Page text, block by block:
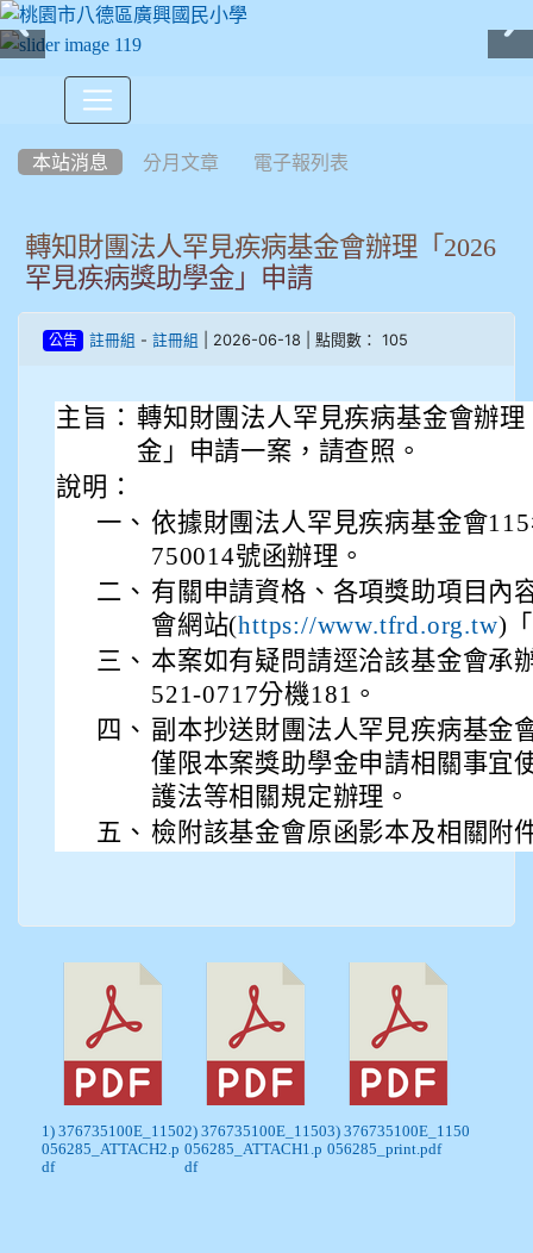
本站消息 分月文章 電子報列表
轉知財團法人罕見疾病基金會辦理「2026
罕見疾病獎助學金」申請
公告 註冊組 - 註冊組 | 2026-06-18 | 點閱數： 105
主旨： 轉知財團法人罕見疾病基金會辦
金」申請一案，請查照。
說明：
一、 依據財團法人罕見疾病基金會
750014號函辦理。
二、 有關申請資格、各項獎助項目內
會網站(https://www.tfrd.org.tw)
三、 本案如有疑問請逕洽該基金會承
521-0717分機181。
四、 副本抄送財團法人罕見疾病基金
僅限本案獎助學金申請相關事宜
護法等相關規定辦理。
五、 檢附該基金會原函影本及相關附
1) 376735100E_1150
056285_ATTACH2.p
df
2) 376735100E_1150
056285_ATTACH1.p
df
3) 376735100E_1150
056285_print.pdf